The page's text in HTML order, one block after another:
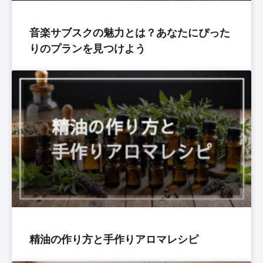
音楽サブスクの魅力とは？あなたにぴった
りのプランを見つけよう
精油の作り方と手作りアロマレシピ